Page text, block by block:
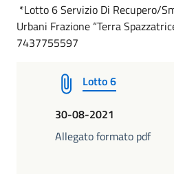
*Lotto 6 Servizio Di Recupero/
Urbani Frazione “Terra
7437755597
Lotto 6
30-08-2021
Allegato formato pdf